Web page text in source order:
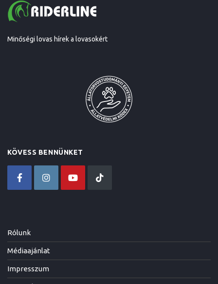
Minőségi lovas hírek a lovasokért
KÖVESS BENNÜNKET
Rólunk
Médiaajánlat
Impresszum